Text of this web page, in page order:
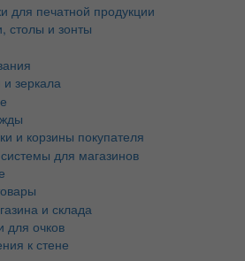
для печатной продукции
столы и зонты
зеркала
и корзины покупателя
для магазинов
и склада
для очков
к стене